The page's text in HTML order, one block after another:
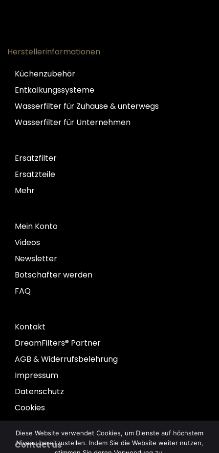
Herstellerinformationen
Küchenzubehör
Entkalkungssysteme
Wasserfilter für Zuhause & unterwegs
Wasserfilter für Unternehmen
Ersatzfilter
Ersatzteile
Mehr
Mein Konto
Videos
Newsletter
Botschafter werden
FAQ
Kontakt
DreamFilters® Partner
AGB & Widerrufsbelehrung
Impressum
Datenschutz
Cookies
Contact us
Diese Website verwendet Cookies, um Dienste auf höchstem
Niveau bereitzustellen. Indem Sie die Website weiter nutzen,